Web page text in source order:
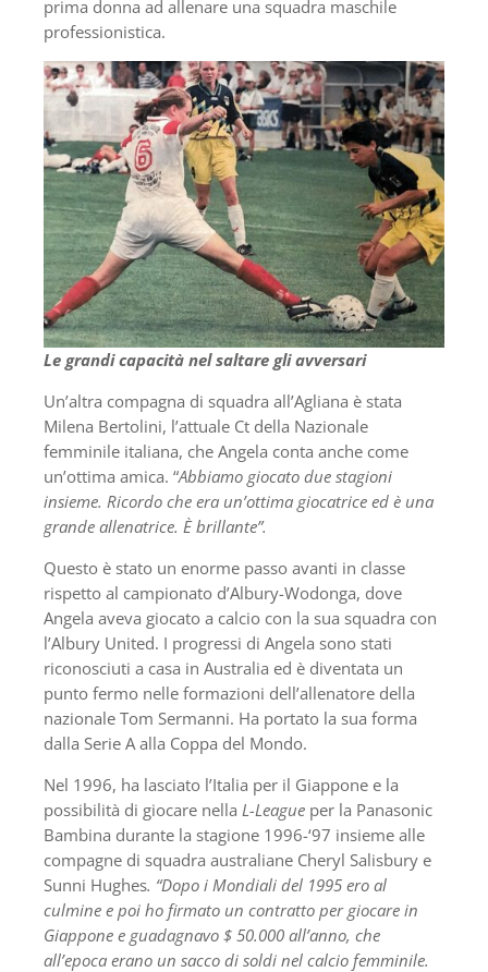
prima donna ad allenare una squadra maschile
professionistica.
Le grandi capacità nel saltare gli avversari
Un’altra compagna di squadra all’Agliana è stata
Milena Bertolini, l’attuale Ct della Nazionale
femminile italiana, che Angela conta anche come
un’ottima amica. “Abbiamo giocato due stagioni
insieme. Ricordo che era un’ottima giocatrice ed è una
grande allenatrice. È brillante”.
Questo è stato un enorme passo avanti in classe
rispetto al campionato d’Albury-Wodonga, dove
Angela aveva giocato a calcio con la sua squadra con
l’Albury United. I progressi di Angela sono stati
riconosciuti a casa in Australia ed è diventata un
punto fermo nelle formazioni dell’allenatore della
nazionale Tom Sermanni. Ha portato la sua forma
dalla Serie A alla Coppa del Mondo.
Nel 1996, ha lasciato l’Italia per il Giappone e la
possibilità di giocare nella L-League per la Panasonic
Bambina durante la stagione 1996-‘97 insieme alle
compagne di squadra australiane Cheryl Salisbury e
Sunni Hughes. “Dopo i Mondiali del 1995 ero al
culmine e poi ho firmato un contratto per giocare in
Giappone e guadagnavo $ 50.000 all’anno, che
all’epoca erano un sacco di soldi nel calcio femminile.